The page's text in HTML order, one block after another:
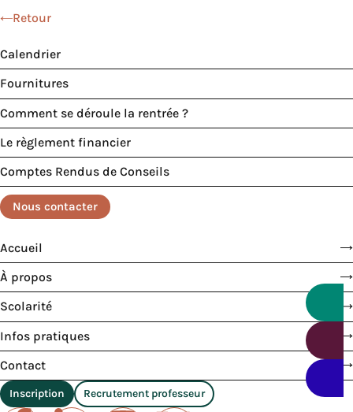
Retour
Calendrier
Fournitures
Comment se déroule la rentrée ?
Le règlement financier
Comptes Rendus de Conseils
Nous contacter
Accueil
À propos
Scolarité
Infos pratiques
Contact
Inscription Recrutement professeur